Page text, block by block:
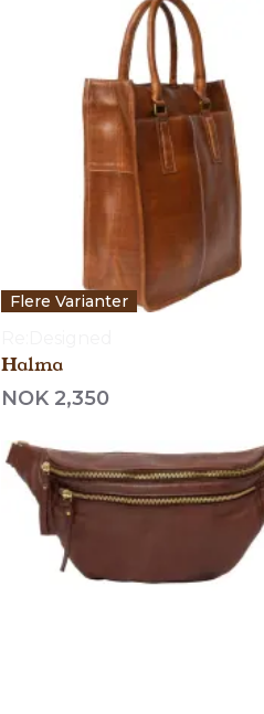
Flere Varianter
Halma
NOK 2,350